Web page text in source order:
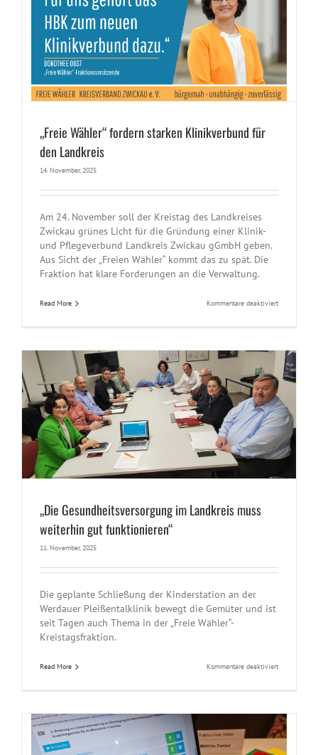
„Freie Wähler“ fordern starken Klinikverbund für
den Landkreis
14. November, 2025
Am 24. November soll der Kreistag des Landkreises
Zwickau grünes Licht für die Gründung einer Klinik-
und Pflegeverbund Landkreis Zwickau gGmbH geben.
Aus Sicht der „Freien Wähler“ kommt das zu spät. Die
Fraktion hat klare Forderungen an die Verwaltung.
Read More Kommentare deaktiviertfür
Klinikverbund
für
den
Landkreis
„Die Gesundheitsversorgung im Landkreis muss
weiterhin gut funktionieren“
11. November, 2025
Die geplante Schließung der Kinderstation an der
Werdauer Pleißentalklinik bewegt die Gemüter und ist
seit Tagen auch Thema in der „Freie Wähler“-
Kreistagsfraktion.
Read More Kommentare deaktiviertfür
muss
weiterhin
gut